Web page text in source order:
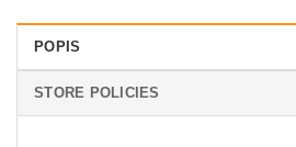
POPIS
STORE POLICIES